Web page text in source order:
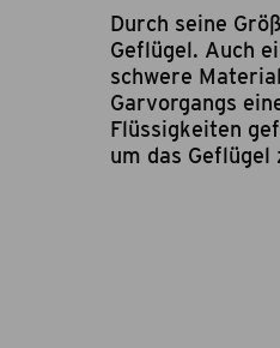
Durch seine
Geflügel. Auch
schwere
Garvorgangs
Flüssigkeiten
um das